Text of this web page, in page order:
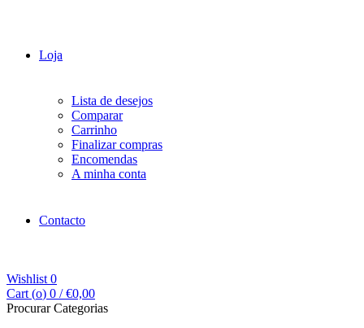
Loja
Lista de desejos
Comparar
Carrinho
Finalizar compras
Encomendas
A minha conta
Contacto
Wishlist 0
Cart (o) 0 / €0,00
Procurar Categorias